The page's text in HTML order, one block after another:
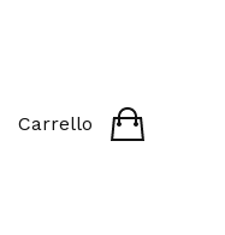
Carrello